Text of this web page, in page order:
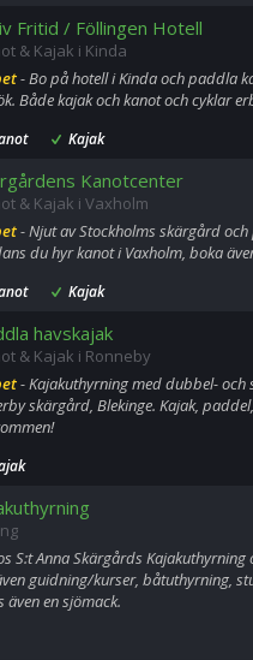
Fritid / Föllingen Hotell
& Kajak i Kinda
- Bo på hotell i Kinda och paddla
Både kajak och kanot och cyklar
Kajak
Kanotcenter
& Kajak i Vaxholm
- Njut av Stockholms skärgård
du hyr kanot i Vaxholm, boka
Kajak
havskajak
& Kajak i Ronneby
- Kajakuthyrning med dubbel- och
skärgård, Blekinge. Kajak,
S:t Anna Skärgårds Kajakuthyrning
guidning/kurser, båtuthyrning,
en sjömack.